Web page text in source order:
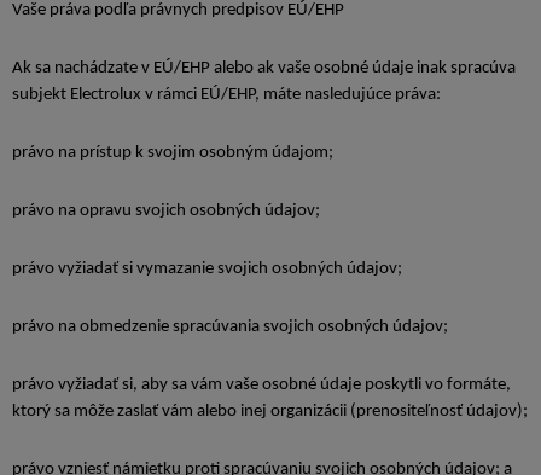
Vaše práva podľa právnych predpisov EÚ/EHP
Ak sa nachádzate v EÚ/EHP alebo ak vaše osobné údaje inak spracúva
subjekt Electrolux v rámci EÚ/EHP, máte nasledujúce práva:
právo na prístup k svojim osobným údajom;
právo na opravu svojich osobných údajov;
právo vyžiadať si vymazanie svojich osobných údajov;
právo na obmedzenie spracúvania svojich osobných údajov;
právo vyžiadať si, aby sa vám vaše osobné údaje poskytli vo formáte,
ktorý sa môže zaslať vám alebo inej organizácii (prenositeľnosť údajov);
právo vzniesť námietku proti spracúvaniu svojich osobných údajov; a